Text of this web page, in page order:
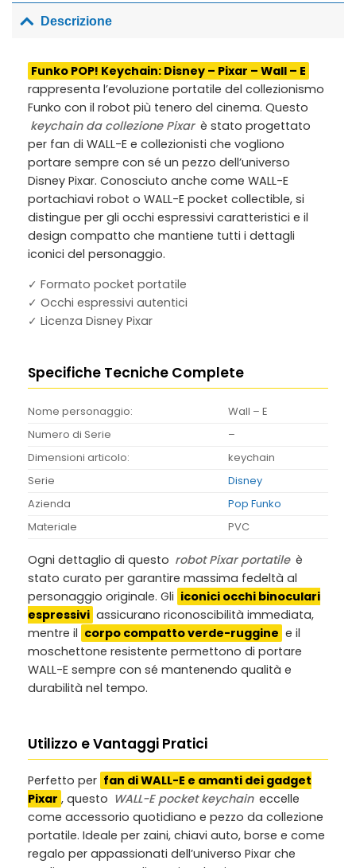
Descrizione
Funko POP! Keychain: Disney – Pixar – Wall – E
rappresenta l’evoluzione portatile del collezionismo
Funko con il robot più tenero del cinema. Questo
keychain da collezione Pixar è stato progettato
per fan di WALL-E e collezionisti che vogliono
portare sempre con sé un pezzo dell’universo
Disney Pixar. Conosciuto anche come WALL-E
portachiavi robot o WALL-E pocket collectible, si
distingue per gli occhi espressivi caratteristici e il
design compatto che mantiene tutti i dettagli
iconici del personaggio.
✓ Formato pocket portatile
✓ Occhi espressivi autentici
✓ Licenza Disney Pixar
Specifiche Tecniche Complete
Nome personaggio:
Wall – E
Numero di Serie
–
Dimensioni articolo:
keychain
Serie
Disney
Azienda
Pop Funko
Materiale
PVC
Ogni dettaglio di questo robot Pixar portatile è
stato curato per garantire massima fedeltà al
personaggio originale. Gli iconici occhi binoculari
espressivi assicurano riconoscibilità immediata,
mentre il corpo compatto verde-ruggine e il
moschettone resistente permettono di portare
WALL-E sempre con sé mantenendo qualità e
durabilità nel tempo.
Utilizzo e Vantaggi Pratici
Perfetto per fan di WALL-E e amanti dei gadget
Pixar , questo WALL-E pocket keychain eccelle
come accessorio quotidiano e pezzo da collezione
portatile. Ideale per zaini, chiavi auto, borse e come
regalo per appassionati dell’universo Pixar che